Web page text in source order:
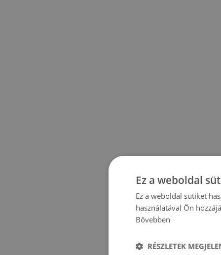
Ez a weboldal
Ez a weboldal sütiket
használatával Ön
Bővebben
RÉSZLETEK